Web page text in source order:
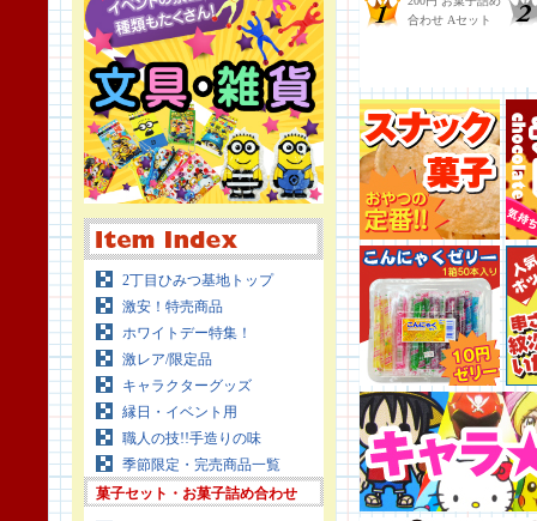
2丁目ひみつ基地トップ
激安！特売商品
ホワイトデー特集！
激レア/限定品
キャラクターグッズ
縁日・イベント用
職人の技!!手造りの味
季節限定・完売商品一覧
菓子セット・お菓子詰め合わせ